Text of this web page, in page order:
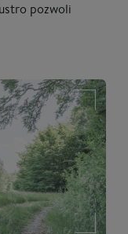
pozwoli